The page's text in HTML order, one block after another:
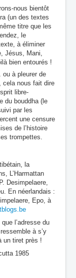
nous bientôt
(un des textes
titre que les
le
à éliminer
Jésus, Mani,
bien entourés !
ou à pleurer de
nous fait dire
libre-
du bouddha (le
par les
une censure
de l’histoire
trompettes.
la
L’Harmattan
Desimpelaere,
En néerlandais :
Epo, à
l’adresse du
à s’y
un tiret près !
1985